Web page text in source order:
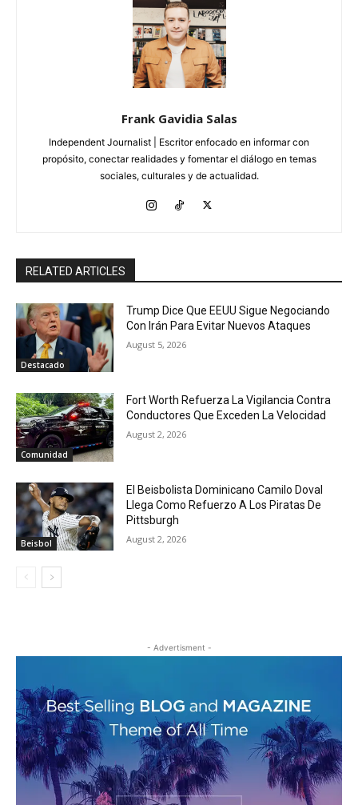
Frank Gavidia Salas
Independent Journalist | Escritor enfocado en informar con
propósito, conectar realidades y fomentar el diálogo en temas
sociales, culturales y de actualidad.
RELATED ARTICLES
Destacado
Trump Dice Que EEUU Sigue Negociando
Con Irán Para Evitar Nuevos Ataques
August 5, 2026
Comunidad
Fort Worth Refuerza La Vigilancia Contra
Conductores Que Exceden La Velocidad
August 2, 2026
Beisbol
El Beisbolista Dominicano Camilo Doval
Llega Como Refuerzo A Los Piratas De
Pittsburgh
August 2, 2026
- Advertisment -